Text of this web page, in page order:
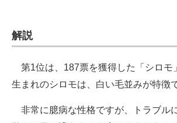
建設×テクノロジーの最前線
解説
第1位は、187票を獲得した「シロモ
生まれのシロモは、白い毛並みが特徴
非常に臆病な性格ですが、トラブル